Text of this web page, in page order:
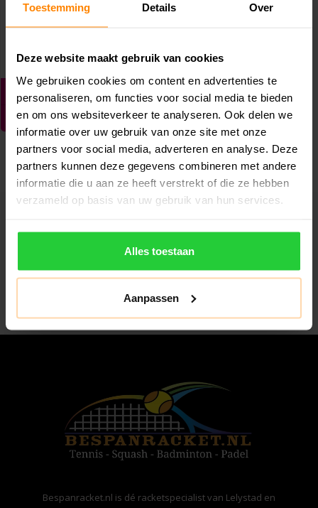
Toestemming Details Over
Deze website maakt gebruik van cookies
We gebruiken cookies om content en advertenties te
personaliseren, om functies voor social media te bieden
en om ons websiteverkeer te analyseren. Ook delen we
informatie over uw gebruik van onze site met onze
partners voor social media, adverteren en analyse. Deze
partners kunnen deze gegevens combineren met andere
informatie die u aan ze heeft verstrekt of die ze hebben
verzameld op basis van uw gebruik van hun services.
Alles toestaan
Aanpassen
Abonneer je op onze nieuwsbrief
Blijf op de hoogte van alle acties die wij je aanbieden!
Bespanracket.nl is dé racketspecialist van Lelystad en